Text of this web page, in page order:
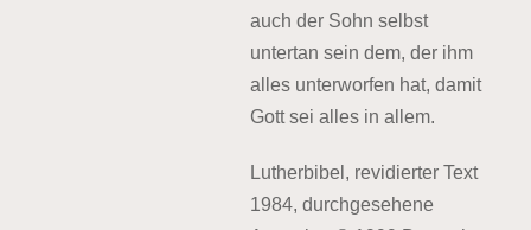
auch der Sohn selbst
untertan sein dem, der ihm
alles unterworfen hat, damit
Gott sei alles in allem.
Lutherbibel, revidierter Text
1984, durchgesehene